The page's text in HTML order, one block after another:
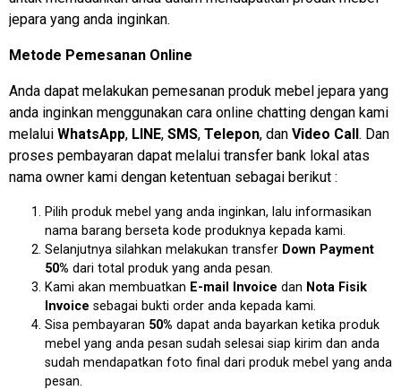
jepara yang anda inginkan.
Metode Pemesanan Online
Anda dapat melakukan pemesanan produk mebel jepara yang
anda inginkan menggunakan cara online chatting dengan kami
melalui WhatsApp, LINE, SMS, Telepon, dan Video Call. Dan
proses pembayaran dapat melalui transfer bank lokal atas
nama owner kami dengan ketentuan sebagai berikut :
Pilih produk mebel yang anda inginkan, lalu informasikan
nama barang berseta kode produknya kepada kami.
Selanjutnya silahkan melakukan transfer Down Payment
50% dari total produk yang anda pesan.
Kami akan membuatkan E-mail Invoice dan Nota Fisik
Invoice sebagai bukti order anda kepada kami.
Sisa pembayaran 50% dapat anda bayarkan ketika produk
mebel yang anda pesan sudah selesai siap kirim dan anda
sudah mendapatkan foto final dari produk mebel yang anda
pesan.